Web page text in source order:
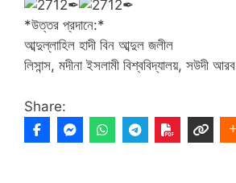
✒
✒
*উত্তর প্রদানে:*
আব্দুল্লাহিল হাদী বিন আব্দুল জলীল
লিসান্স, মদীনা ইসলামী বিশ্ববিদ্যালয়, সউদী আরব
Share: